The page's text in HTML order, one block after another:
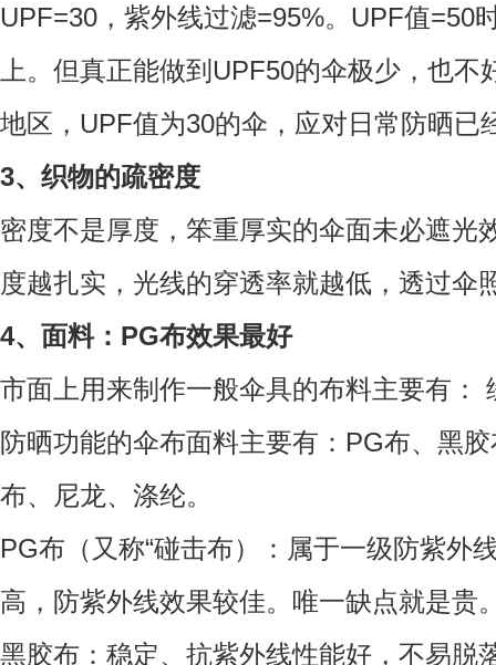
UPF=30，紫外线过滤=95%。UPF值=50
上。但真正能做到UPF50的伞极少，也
地区，UPF值为30的伞，应对日常防晒已
3、织物的疏密度
密度不是厚度，笨重厚实的伞面未必遮光
度越扎实，光线的穿透率就越低，透过伞
4、面料：PG布效果最好
市面上用来制作一般伞具的布料主要有：
防晒功能的伞布面料主要有：PG布、黑
布、尼龙、涤纶。
PG布（又称“碰击布）：属于一级防紫外
高，防紫外线效果较佳。唯一缺点就是贵
黑胶布：稳定、抗紫外线性能好，不易脱